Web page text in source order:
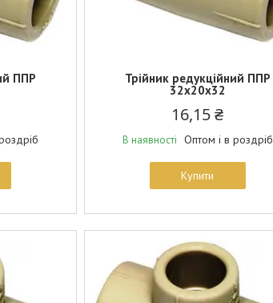
ППР Трійник редукційний ППР
32х20х32
16,15 ₴
В наявності Оптом і в роздріб
Купити